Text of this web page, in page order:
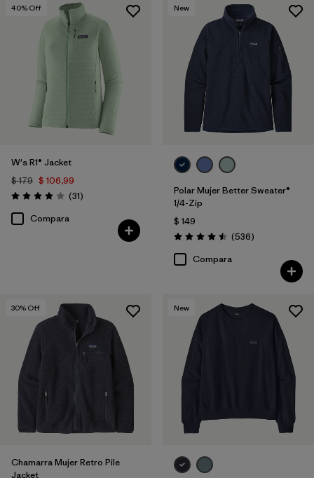
40% Off
W's R1® Jacket
$ 179 $ 106,99
Valoración: 3.9 / 5
(31Comentarios
)
Compara
New
Polar Mujer Better Sweater®
1/4-Zip
$ 149
Valoración: 4.5 / 5
(536Comentarios
)
Compara
30% Off
Chamarra Mujer Retro Pile
Jacket
New